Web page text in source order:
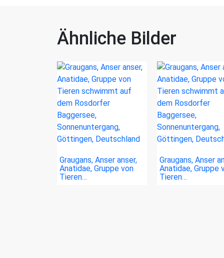
Ähnliche Bilder
Graugans, Anser anser,
Anatidae, Gruppe von
Tieren…
Graugans, Anser
Anatidae, Gruppe
Tieren…